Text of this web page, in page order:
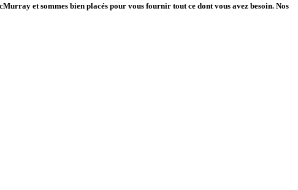
et sommes bien placés pour vous fournir tout ce dont vous avez besoin. Nos